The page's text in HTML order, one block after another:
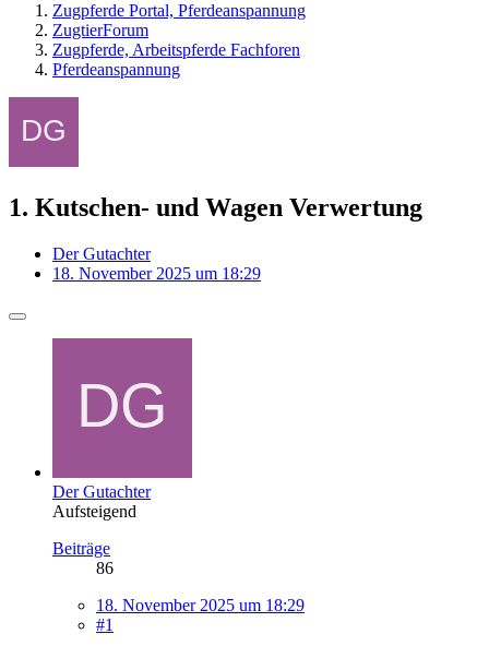
Zugpferde Portal, Pferdeanspannung
ZugtierForum
Zugpferde, Arbeitspferde Fachforen
Pferdeanspannung
1. Kutschen- und Wagen Verwertung
Der Gutachter
18. November 2025 um 18:29
Der Gutachter
Aufsteigend
Beiträge
86
18. November 2025 um 18:29
#1